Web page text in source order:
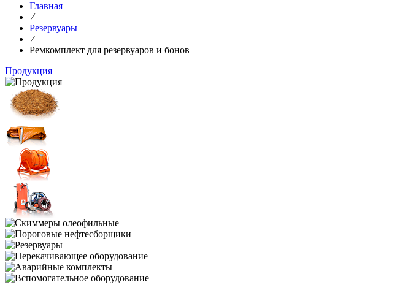
Главная
⁄
Резервуары
⁄
Ремкомплект для резервуаров и бонов
Продукция